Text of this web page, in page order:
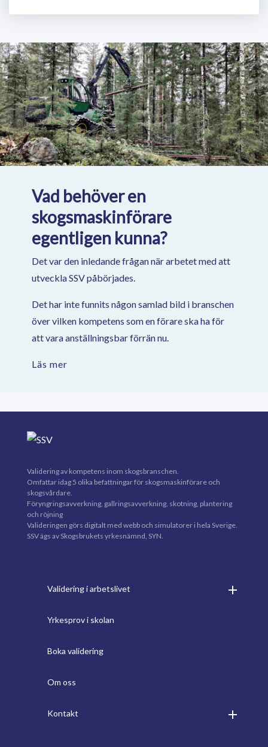
Vad behöver en
skogsmaskinförare
egentligen kunna?
Det var den inledande frågan när arbetet med att
utveckla SSV påbörjades.
Det har inte funnits någon samlad bild i branschen
över vilken kompetens som en förare ska ha för
att vara anställningsbar förrän nu.
Läs mer
Validering av kompetens inom skogsbranschen.
Omfattar idag 5 olika befattningar för skogsmaskinförare och
skogsvårdare.
Föryngringsavverkning, gallringsavverkning, skotning, plantering
och röjning
Valideringen görs digitalt med webb och simulatorer i hela Sverige.
SSV ägs av Skogsbrukets yrkesnämnd, SYN.
Validering i arbetslivet
Yrkesprov i skolan
Boka validering
Om oss
Kontakt